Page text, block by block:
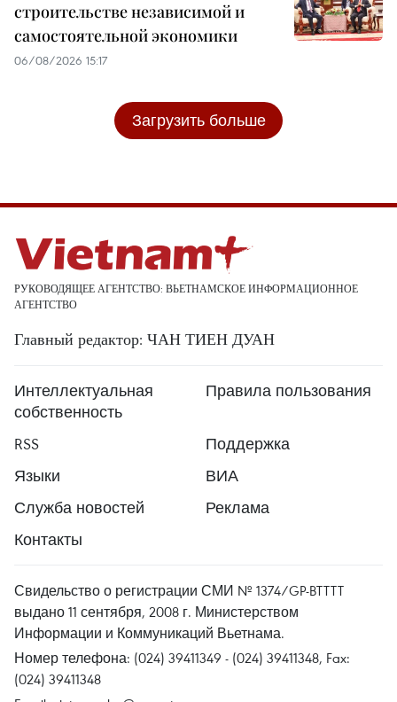
строительстве независимой и
самостоятельной экономики
06/08/2026 15:17
Загрузить больше
РУКОВОДЯЩЕЕ АГЕНТСТВО: ВЬЕТНАМСКОЕ ИНФОРМАЦИОННОЕ
АГЕНТСТВО
Главный редактор: ЧАН ТИЕН ДУАН
Интеллектуальная
собственность
Правила пользования
RSS
Поддержка
Языки
ВИА
Служба новостей
Реклама
Контакты
Свидельство о регистрации СМИ № 1374/GP-BTTTT
выдано 11 сентября, 2008 г. Министерством
Информации и Коммуникаций Вьетнама.
Номер телефона: (024) 39411349 - (024) 39411348, Fax:
(024) 39411348